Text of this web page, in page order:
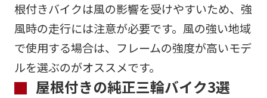
根付きバイクは風の影響を受けやすいため、強
風時の走行には注意が必要です。風の強い地域
で使用する場合は、フレームの強度が高いモデ
ルを選ぶのがオススメです。
屋根付きの純正三輪バイク3選